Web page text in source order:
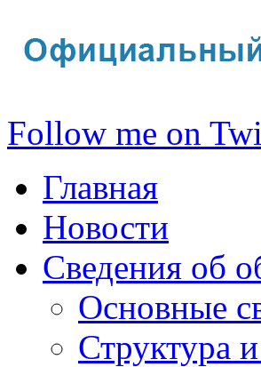
Follow me on
Главная
Новости
Сведения об
Основные
Структура